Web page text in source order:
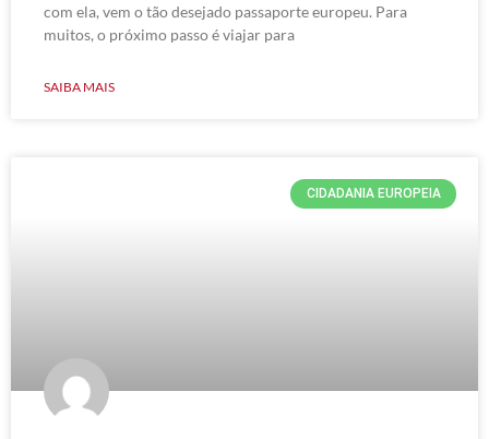
com ela, vem o tão desejado passaporte europeu. Para
muitos, o próximo passo é viajar para
SAIBA MAIS
CIDADANIA EUROPEIA